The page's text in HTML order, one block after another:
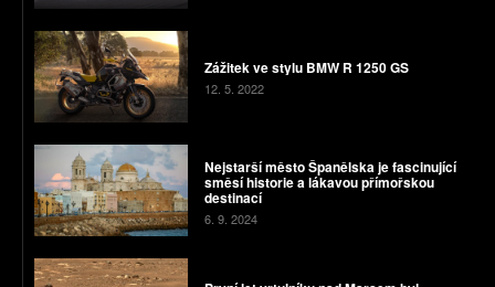
Zážitek ve stylu BMW R 1250 GS
12. 5. 2022
Nejstarší město Španělska je fascinující
směsí historie a lákavou přímořskou
destinací
6. 9. 2024